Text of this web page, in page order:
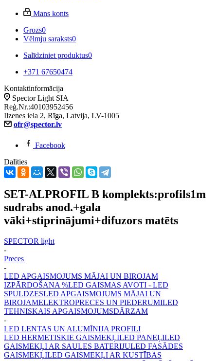
Mans konts
Grozs0
Vēlmju saraksts0
Salīdziniet produktus0
+371 67650474
Kontaktinformācija
Spector Light SIA
Reģ.Nr.:40103952456
Ilzenes iela 2, Rīga, Latvija, LV-1005
ofr@spector.lv
Facebook
Dalīties
SET-ALPROFIL B komplekts:profils1m
sudrabs anod.+gala
vāki+stiprinājumi+difuzors matēts
SPECTOR light
-
Preces
-
LED APGAISMOJUMS MĀJAI UN BIROJAM
IZPĀRDOŠANA %LED GAISMAS AVOTI - LED
SPULDZESLED APGAISMOJUMS MĀJAI UN
BIROJAMELEKTROPRECES UN PIEDERUMILED
TEHNISKAIS APGAISMOJUMSDĀRZAM
-
LED LENTAS UN ALUMĪNIJA PROFILI
LED HERMĒTISKIE GAISMEKĻILED PANEĻILED
GAISMEKĻI AR SAULES BATERIJULED FASĀDES
GAISMEKĻILED GAISMEKĻI AR KUSTĪBAS